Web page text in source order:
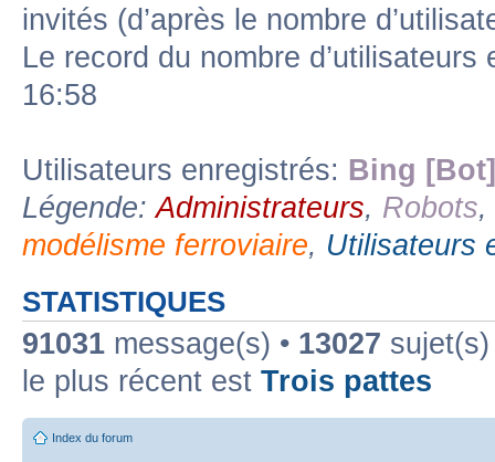
Forum lien Sous-forum lu Sous-forum non lu
invités (d’après le nombre
Le record du nombre
16:58
Utilisateurs enregistrés: Bing [Bot]
Légende:Administrateurs, Robots,
modélisme ferroviaire, Utilisateurs
STATISTIQUES
91031 message(s) • 13027
le plus récent est Trois pattes
Index du forum